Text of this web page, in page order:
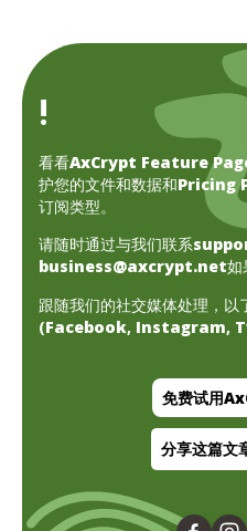
!
看看AxCrypt Feature
护您的文件和数据和Pricing
订阅类型。
请随时通过与我们联系
business@axcrypt.net如
跟随我们的社交媒体处理，
(Facebook, Instagram,
免费试用
分享这篇文